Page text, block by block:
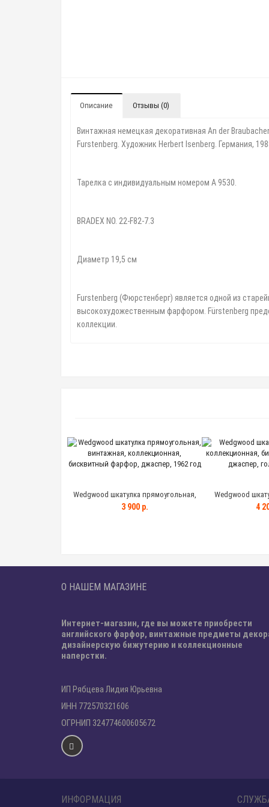
Описание Отзывы (0)
Винтажная немецкая декоративная An der
Furstenberg. Художник Herbert Isenberg. Германия,
Тарелка с индивидуальным номером A 9530.
BRADEX NO. 22-F82-7.3
Диаметр 19,5 см
Furstenberg (Фюрстенберг) является одной из
высокохудожественным фарфором. Fürstenberg
коллекции.
Wedgwood шкатулка прямоугольная,
винтажная, коллекционная,
3 900 р.
Wedgwood
коллекционная,
4
О НАШЕМ МАГАЗИНЕ
Интернет-магазин, где вы можете приобрести
английского фарфор, винтажные предметы
дизайнерскую бижутерию и коллекционные
наперстки.
ИП Рябцева Лидия Юрьевна
ИНН 772570321606
ОГРНИП 324774600605672
ИНФОРМАЦИЯ